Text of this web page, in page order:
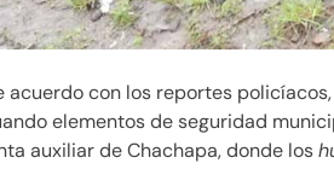
acuerdo con los reportes
elementos de seguridad
auxiliar de Chachapa, donde los